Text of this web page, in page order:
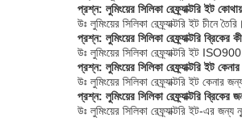
প্রশ্ন: লুমিংয়ের সিলিকা রেফ্র্যাক্টরি ইট
উঃ লুমিংয়ের সিলিকা রেফ্র্যাক্টরি ইট চীনে তৈরি।
প্রশ্ন: লুমিংয়ের সিলিকা রেফ্র্যাক্টরি ব্রিকের
উঃ লুমিংয়ের সিলিকা রেফ্র্যাক্টরি ইট
প্রশ্ন: লুমিংয়ের সিলিকা রেফ্র্যাক্টরি ইট
উঃ লুমিংয়ের সিলিকা রেফ্র্যাক্টরি ইট কেনার
প্রশ্ন: লুমিংয়ের সিলিকা রেফ্র্যাক্টরি
উঃ লুমিংয়ের সিলিকা রেফ্র্যাক্টরি ইট-এর